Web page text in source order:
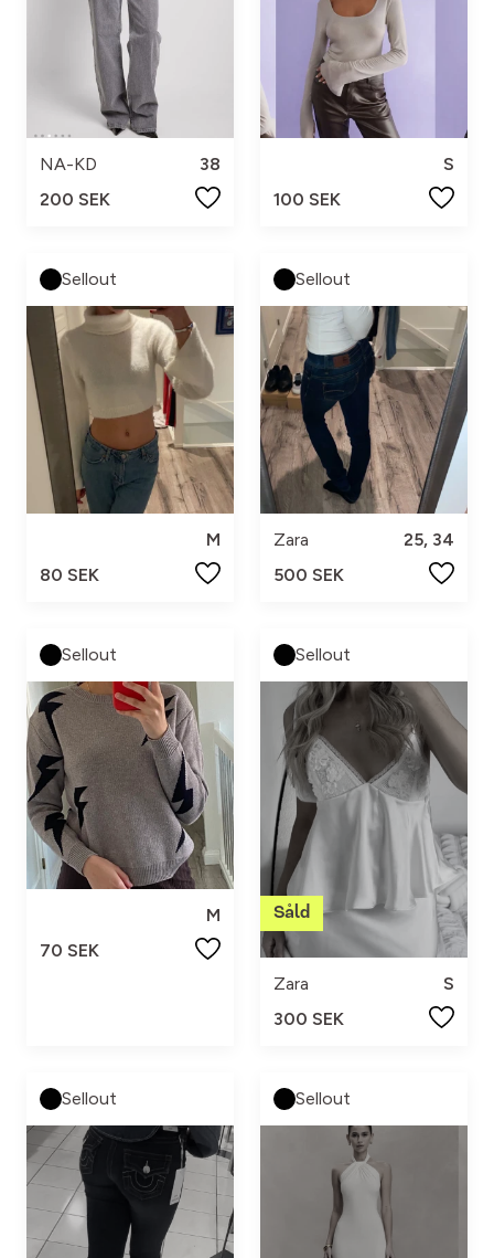
NA-KD
38
200 SEK
S
100 SEK
Sellout
M
80 SEK
Sellout
Zara
25, 34
500 SEK
Sellout
M
70 SEK
Sellout
Zara
S
300 SEK
Sellout Sellout